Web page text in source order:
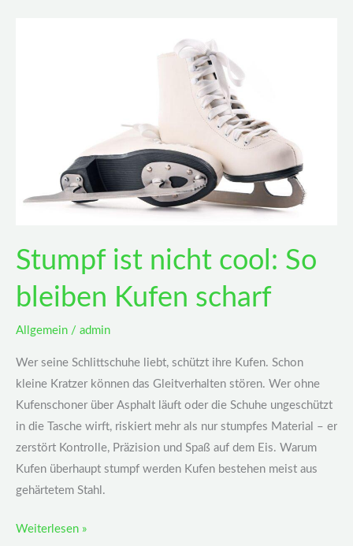
Stumpf ist nicht cool: So
bleiben Kufen scharf
Allgemein / admin
Wer seine Schlittschuhe liebt, schützt ihre Kufen. Schon
kleine Kratzer können das Gleitverhalten stören. Wer ohne
Kufenschoner über Asphalt läuft oder die Schuhe ungeschützt
in die Tasche wirft, riskiert mehr als nur stumpfes Material – er
zerstört Kontrolle, Präzision und Spaß auf dem Eis. Warum
Kufen überhaupt stumpf werden Kufen bestehen meist aus
gehärtetem Stahl.
Weiterlesen »